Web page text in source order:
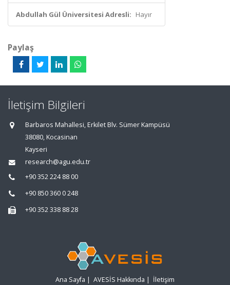
Abdullah Gül Üniversitesi Adresli: Hayır
Paylaş
İletişim Bilgileri
Barbaros Mahallesi, Erkilet Blv. Sümer Kampüsü
38080, Kocasinan
Kayseri
research@agu.edu.tr
+90 352 224 88 00
+90 850 360 0 248
+90 352 338 88 28
Ana Sayfa | AVESİS Hakkında | İletişim